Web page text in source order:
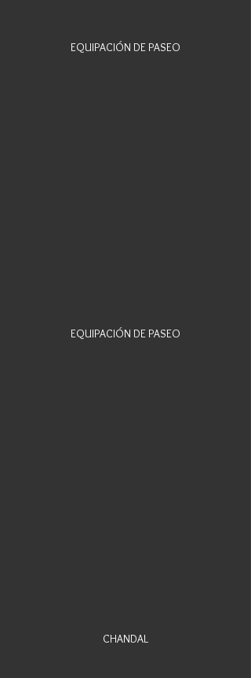
EQUIPACIÓN DE PASEO
EQUIPACIÓN DE PASEO
CHANDAL